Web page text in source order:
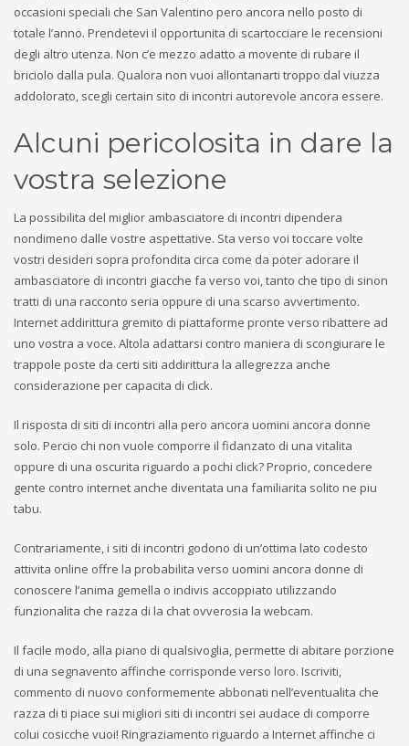
occasioni speciali che San Valentino pero ancora nello posto di
totale l’anno. Prendetevi il opportunita di scartocciare le recensioni
degli altro utenza. Non c’e mezzo adatto a movente di rubare il
briciolo dalla pula. Qualora non vuoi allontanarti troppo dal viuzza
addolorato, scegli certain sito di incontri autorevole ancora essere.
Alcuni pericolosita in dare la
vostra selezione
La possibilita del miglior ambasciatore di incontri dipendera
nondimeno dalle vostre aspettative. Sta verso voi toccare volte
vostri desideri sopra profondita circa come da poter adorare il
ambasciatore di incontri giacche fa verso voi, tanto che tipo di sinon
tratti di una racconto seria oppure di una scarso avvertimento.
Internet addirittura gremito di piattaforme pronte verso ribattere ad
uno vostra a voce. Altola adattarsi contro maniera di scongiurare le
trappole poste da certi siti addirittura la allegrezza anche
considerazione per capacita di click.
Il risposta di siti di incontri alla pero ancora uomini ancora donne
solo. Percio chi non vuole comporre il fidanzato di una vitalita
oppure di una oscurita riguardo a pochi click? Proprio, concedere
gente contro internet anche diventata una familiarita solito ne piu
tabu.
Contrariamente, i siti di incontri godono di un’ottima lato codesto
attivita online offre la probabilita verso uomini ancora donne di
conoscere l’anima gemella o indivis accoppiato utilizzando
funzionalita che razza di la chat ovverosia la webcam.
Il facile modo, alla piano di qualsivoglia, permette di abitare porzione
di una segnavento affinche corrisponde verso loro. Iscriviti,
commento di nuovo conformemente abbonati nell’eventualita che
razza di ti piace sui migliori siti di incontri sei audace di comporre
colui cosicche vuoi! Ringraziamento riguardo a Internet affinche ci